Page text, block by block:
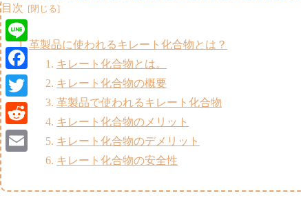
目次
革製品に使われるキレート化合物とは？
キレート化合物とは。
キレート化合物の概要
革製品で使われるキレート化合物
キレート化合物のメリット
キレート化合物のデメリット
キレート化合物の安全性
Line
Facebook
Twitter
Reddit